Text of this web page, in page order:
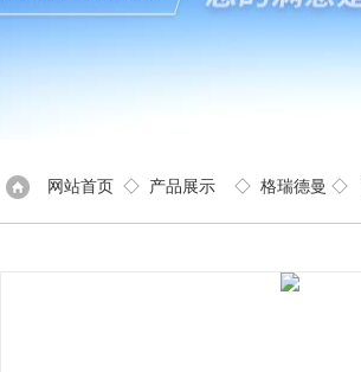
网站首页 ◇ 产品展示 ◇ 格瑞德曼 ◇